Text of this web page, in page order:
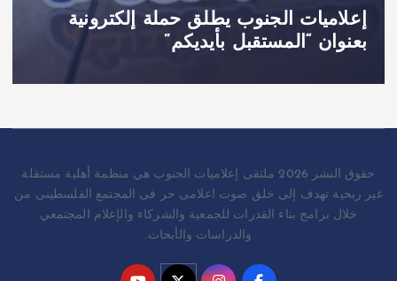
إعلاميات الجنوب يطلق حملة إلكترونية
بعنوان “المستقبل بأيديكم”
حقوق النشر 2026 ملتقى إعلاميات الجنوب هي منظمة أهلية مستقلة
غير ربحية تهدف إلى خلق صوت اعلامى حر فى المجتمع الفلسطيني من
خلال برامج بناء القدرات للجمعية والشركاء والإعلام المجتمعي
والدراسات والأبحاث.